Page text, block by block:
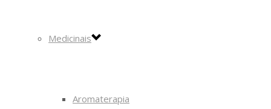
Medicinais
Aromaterapia